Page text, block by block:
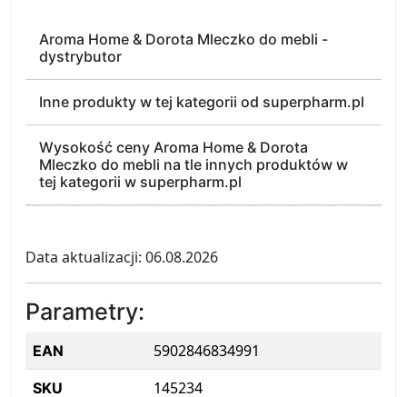
Aroma Home & Dorota Mleczko do mebli -
dystrybutor
Inne produkty w tej kategorii od superpharm.pl
Wysokość ceny Aroma Home & Dorota
Mleczko do mebli na tle innych produktów w
tej kategorii w superpharm.pl
Data aktualizacji: 06.08.2026
Parametry:
EAN 5902846834991
SKU 145234